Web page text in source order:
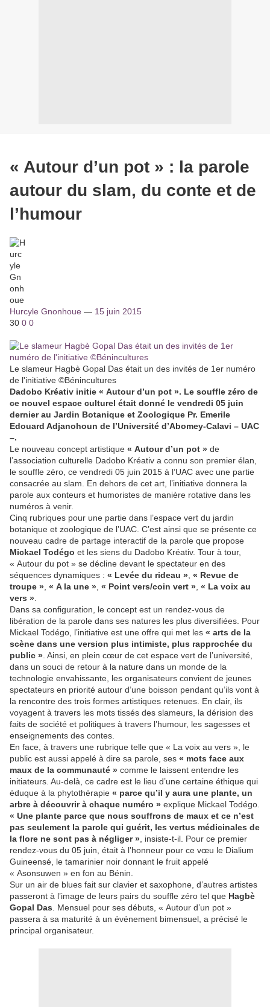
« Autour d’un pot » : la parole
autour du slam, du conte et de
l’humour
Hurcyle Gnonhoue — 15 juin 2015
30 0 0
Le slameur Hagbè Gopal Das était un des invités de 1er numéro
de l'initiative ©Bénincultures
Dadobo Kréativ initie « Autour d’un pot ». Le souffle zéro de
ce nouvel espace culturel était donné le vendredi 05 juin
dernier au Jardin Botanique et Zoologique Pr. Emerile
Edouard Adjanohoun de l’Université d’Abomey-Calavi – UAC
–.
Le nouveau concept artistique « Autour d’un pot » de
l’association culturelle Dadobo Kréativ a connu son premier élan,
le souffle zéro, ce vendredi 05 juin 2015 à l’UAC avec une partie
consacrée au slam. En dehors de cet art, l’initiative donnera la
parole aux conteurs et humoristes de manière rotative dans les
numéros à venir.
Cinq rubriques pour une partie dans l’espace vert du jardin
botanique et zoologique de l’UAC. C’est ainsi que se présente ce
nouveau cadre de partage interactif de la parole que propose
Mickael Todégo et les siens du Dadobo Kréativ. Tour à tour,
« Autour du pot » se décline devant le spectateur en des
séquences dynamiques : « Levée du rideau » « Revue de
troupe » « A la une » « Point vers/coin vert » « La voix au
vers »
Dans sa configuration, le concept est un rendez-vous de
libération de la parole dans ses natures les plus diversifiées. Pour
Mickael Todégo, l’initiative est une offre qui met les « arts de la
scène dans une version plus intimiste, plus rapprochée du
public » . Ainsi, en plein cœur de cet espace vert de l’université,
dans un souci de retour à la nature dans un monde de la
technologie envahissante, les organisateurs convient de jeunes
spectateurs en priorité autour d’une boisson pendant qu’ils vont à
la rencontre des trois formes artistiques retenues. En clair, ils
voyagent à travers les mots tissés des slameurs, la dérision des
faits de société et politiques à travers l’humour, les sagesses et
enseignements des contes.
En face, à travers une rubrique telle que « La voix au vers », le
public est aussi appelé à dire sa parole, ses « mots face aux
maux de la communauté » comme le laissent entendre les
initiateurs. Au-delà, ce cadre est le lieu d’une certaine éthique qui
éduque à la phytothérapie « parce qu’il y aura une plante, un
arbre à découvrir à chaque numéro » explique Mickael Todégo.
« Une plante parce que nous souffrons de maux et ce n’est
pas seulement la parole qui guérit, les vertus médicinales de
la flore ne sont pas à négliger » , insiste-t-il. Pour ce premier
rendez-vous du 05 juin, était à l’honneur pour ce vœu le Dialium
Guineensé, le tamarinier noir donnant le fruit appelé
« Asonsuwen » en fon au Bénin.
Sur un air de blues fait sur clavier et saxophone, d’autres artistes
passeront à l’image de leurs pairs du souffle zéro tel que Hagbè
Gopal Das . Mensuel pour ses débuts, « Autour d’un pot »
passera à sa maturité à un événement bimensuel, a précisé le
principal organisateur.